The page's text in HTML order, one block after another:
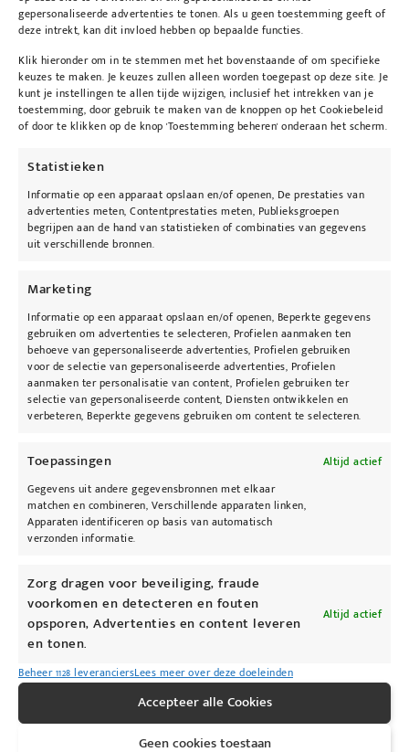
gepersonaliseerde advertenties te tonen. Als u geen toestemming geeft of
deze intrekt, kan dit invloed hebben op bepaalde functies.
Klik hieronder om in te stemmen met het bovenstaande of om specifieke
keuzes te maken. Je keuzes zullen alleen worden toegepast op deze site. Je
kunt je instellingen te allen tijde wijzigen, inclusief het intrekken van je
toestemming, door gebruik te maken van de knoppen op het Cookiebeleid
of door te klikken op de knop 'Toestemming beheren' onderaan het scherm.
Statistieken
Informatie op een apparaat opslaan en/of openen, De prestaties van
advertenties meten, Contentprestaties meten, Publieksgroepen
begrijpen aan de hand van statistieken of combinaties van gegevens
uit verschillende bronnen.
Marketing
Informatie op een apparaat opslaan en/of openen, Beperkte gegevens
gebruiken om advertenties te selecteren, Profielen aanmaken ten
behoeve van gepersonaliseerde advertenties, Profielen gebruiken
voor de selectie van gepersonaliseerde advertenties, Profielen
aanmaken ter personalisatie van content, Profielen gebruiken ter
selectie van gepersonaliseerde content, Diensten ontwikkelen en
verbeteren, Beperkte gegevens gebruiken om content te selecteren.
Toepassingen
Altijd actief
Gegevens uit andere gegevensbronnen met elkaar
matchen en combineren, Verschillende apparaten linken,
Apparaten identificeren op basis van automatisch
verzonden informatie.
Zorg dragen voor beveiliging, fraude
voorkomen en detecteren en fouten
opsporen, Advertenties en content leveren
en tonen.
Altijd actief
Beheer 1128 leveranciersLees meer over deze doeleinden
Accepteer alle Cookies
Geen cookies toestaan
Beschrijving
Beschrijving
Gebruik
Blushen
@kybeau
KyBeau Cosmedisch Huidcentrum
Viooltjensstraat 3